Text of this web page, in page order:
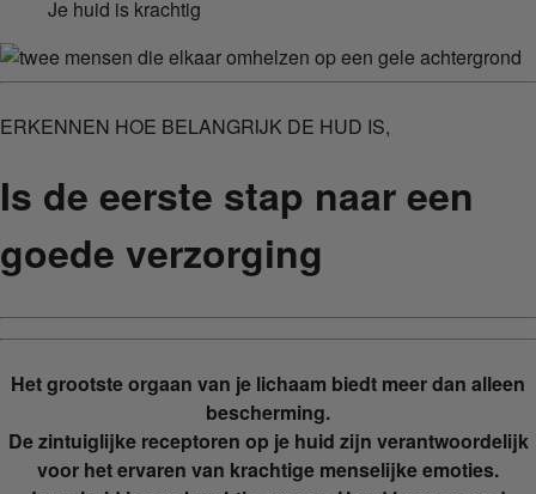
Je huid is krachtig
ERKENNEN HOE BELANGRIJK DE HUD IS,
Is de eerste stap naar een
goede verzorging
Het grootste orgaan van je lichaam biedt meer dan alleen
bescherming.
De zintuiglijke receptoren op je huid zijn verantwoordelijk
voor het ervaren van krachtige menselijke emoties.